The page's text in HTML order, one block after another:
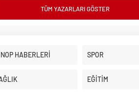
Adil Yıldız
Üniversite Tercihleri İçin Öneriler
TÜM YAZARLARI GÖSTER
HABERLERİ SPOR
EĞİTİM